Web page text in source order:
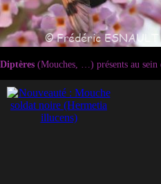
Diptères(Mouches, …) présents au sein